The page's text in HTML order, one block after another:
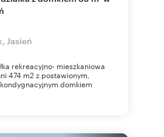
Jasień
rekreacyjno- mieszkaniowa
474 m2 z postawionym,
domkiem